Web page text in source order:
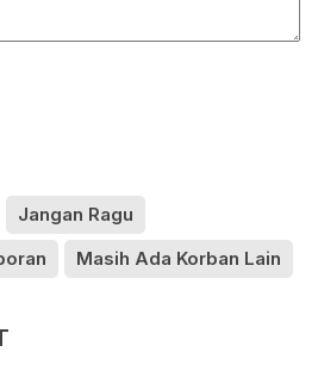
Jangan Ragu
Masih Ada Korban Lain